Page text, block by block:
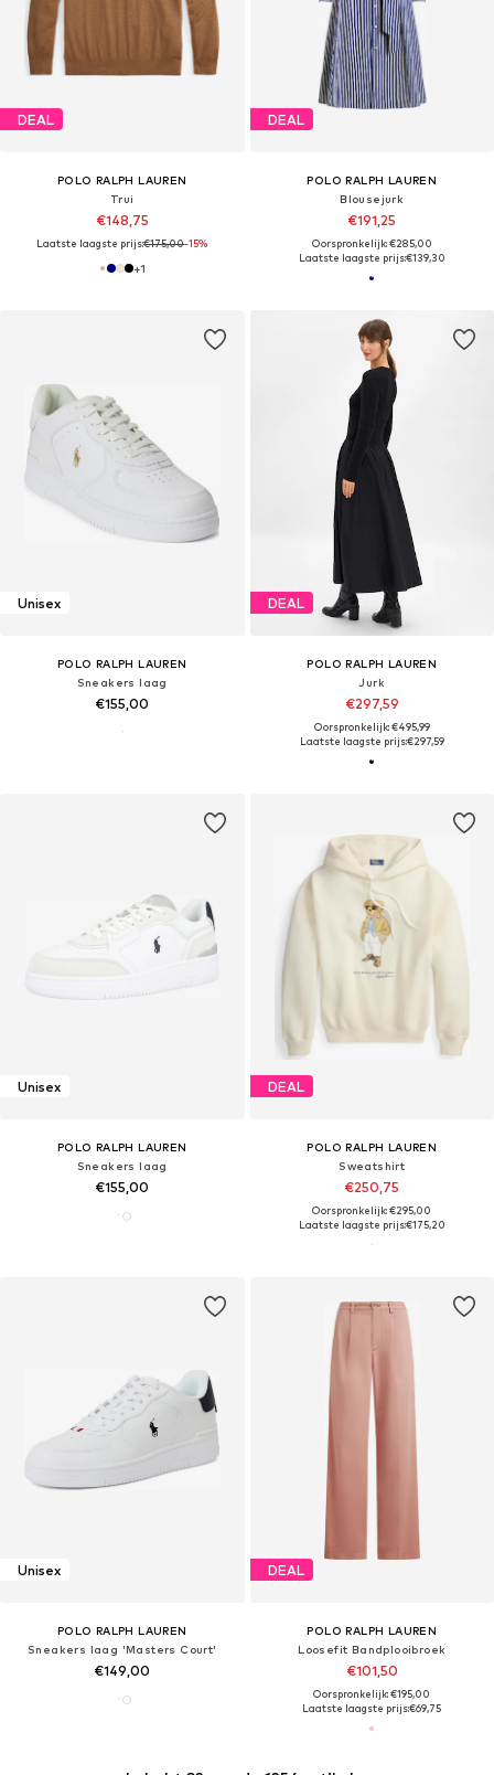
DEAL
POLO RALPH LAUREN
Trui
€148,75
Laatste laagste prijs:€175,00-15%
+1
DEAL
POLO RALPH LAUREN
Blousejurk
€191,25
Oorspronkelijk: €285,00
Laatste laagste prijs:€139,30
Unisex
POLO RALPH LAUREN
Sneakers laag
€155,00
DEAL
POLO RALPH LAUREN
Jurk
€297,59
Oorspronkelijk: €495,99
Laatste laagste prijs:€297,59
Unisex
POLO RALPH LAUREN
Sneakers laag
€155,00
DEAL
POLO RALPH LAUREN
Sweatshirt
€250,75
Oorspronkelijk: €295,00
Laatste laagste prijs:€175,20
Unisex
POLO RALPH LAUREN
Sneakers laag 'Masters Court'
€149,00
DEAL
POLO RALPH LAUREN
Loosefit Bandplooibroek
€101,50
Oorspronkelijk: €195,00
Laatste laagste prijs:€69,75